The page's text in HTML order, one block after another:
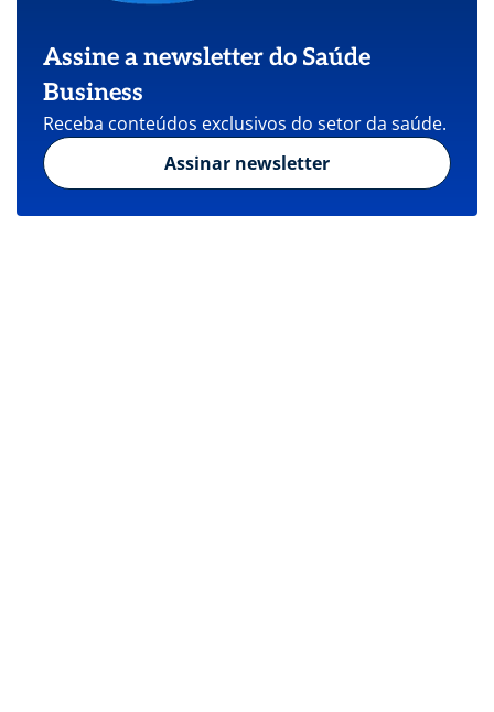
Assine a newsletter do Saúde
Business
Receba conteúdos exclusivos do setor da saúde.
Assinar newsletter